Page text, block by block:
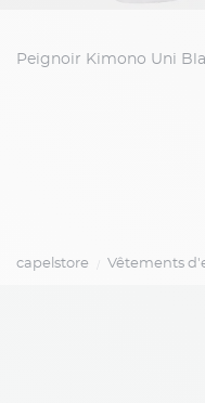
capelstore Vêtements